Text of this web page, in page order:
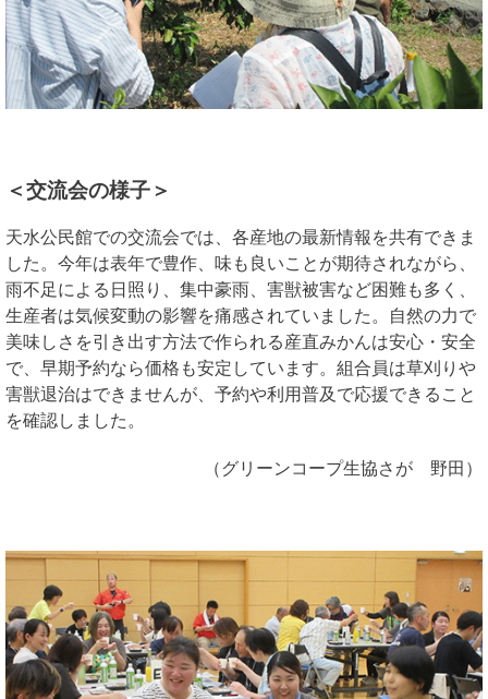
＜交流会の様子＞
天水公民館での交流会では、各産地の最新情報を共有できま
した。今年は表年で豊作、味も良いことが期待されながら、
雨不足による日照り、集中豪雨、害獣被害など困難も多く、
生産者は気候変動の影響を痛感されていました。自然の力で
美味しさを引き出す方法で作られる産直みかんは安心・安全
で、早期予約なら価格も安定しています。組合員は草刈りや
害獣退治はできませんが、予約や利用普及で応援できること
を確認しました。
（グリーンコープ生協さが 野田）